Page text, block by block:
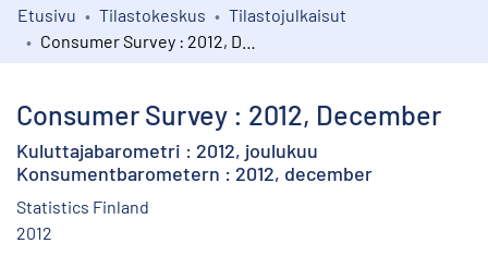
Kokoelmat
Etusivu Tilastokeskus
Tilastojulkaisut
Consumer Survey : 2012, December
Kuluttajabarometri : 2012, joulukuu
Konsumentbarometern : 2012, december
Statistics Finland
2012